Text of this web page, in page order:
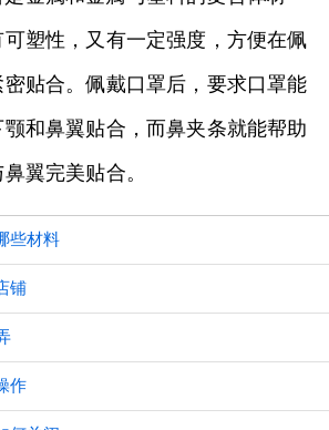
塑性，又有一定强度，方便在佩
贴合。佩戴口罩后，要求口罩能
和鼻翼贴合，而鼻夹条就能帮助
翼完美贴合。
些材料
铺
作